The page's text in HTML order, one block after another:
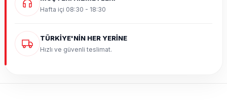
Hafta içi 08:30 - 18:30
TÜRKİYE'NİN HER YERİNE
Hızlı ve güvenli teslimat.